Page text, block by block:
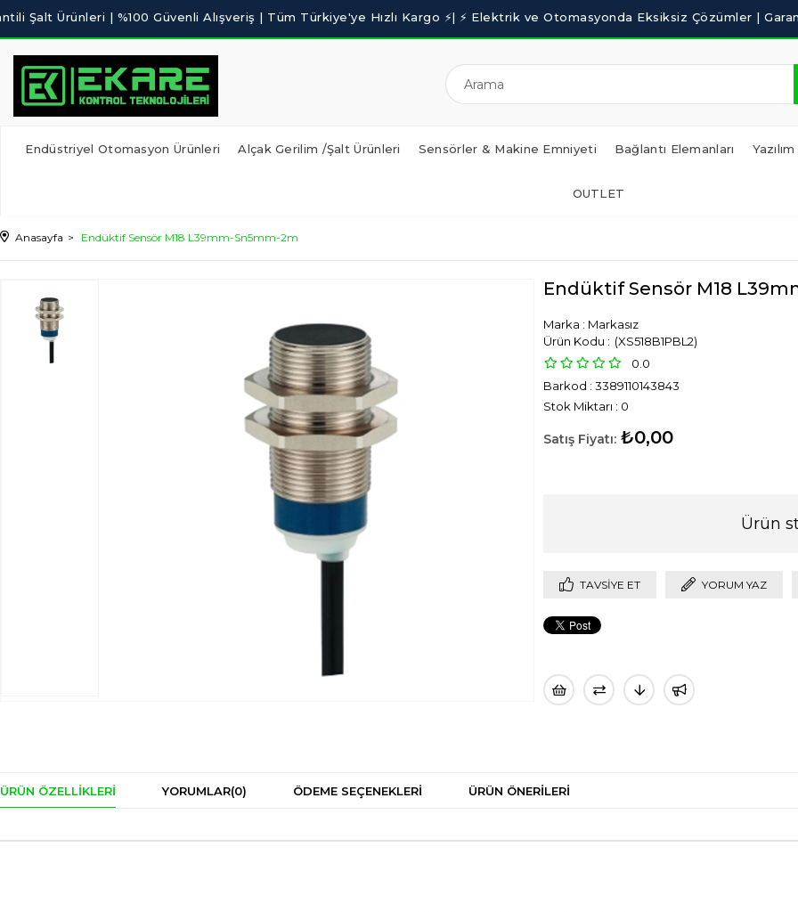
Endüstriyel Otomasyon Ürünleri Alçak Gerilim /Şalt Ürünleri Sensörler & Makine Emniyeti Bağlantı Elemanları
OUTLET
Anasayfa Endüktif Sensör M18 L39mm-Sn5mm-2m
Endüktif Sensör M18
Marka : Markasız
(XS518B1PBL2)
0.0
Barkod : 3389110143843
Stok Miktarı : 0
₺0,00
Ürün
TAVSIYE ET YORUM YAZ
ÜRÜN ÖZELLIKLERI YORUMLAR(0) ÖDEME SEÇENEKLERI ÜRÜN ÖNERILERI